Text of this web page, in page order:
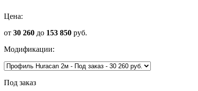
Цена:
от 30 260 до 153 850 руб.
Модификации:
Под заказ